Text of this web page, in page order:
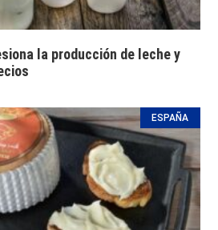
la producción de leche y
ESPAÑA